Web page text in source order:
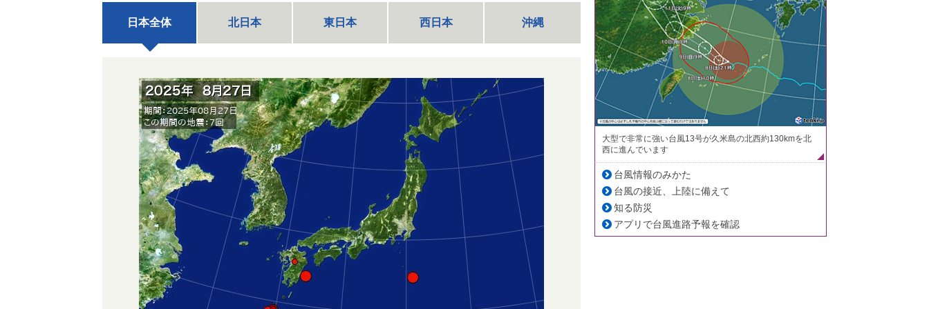
日本全体 北日本 東日本 西日本 沖縄
大型で非常に強い台風13号が久米島の北西約130kmを北
西に進んでいます
台風情報のみかた
台風の接近、上陸に備えて
知る防災
アプリで台風進路予報を確認